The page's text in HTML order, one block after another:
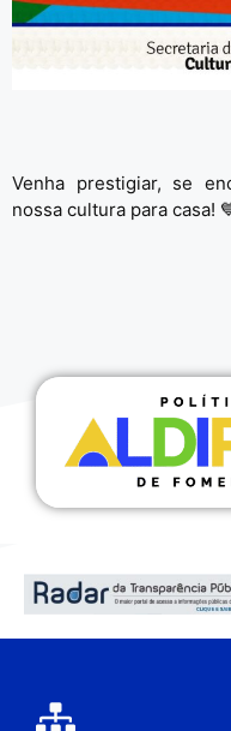
Venha prestigiar, se
nossa cultura para casa!